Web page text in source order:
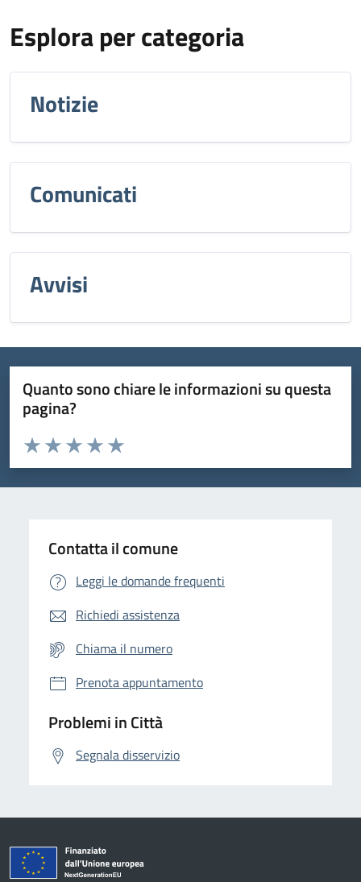
Esplora per categoria
Notizie
Comunicati
Avvisi
Quanto sono chiare le informazioni su questa
pagina?
Domanda
Valuta da 1 a 5 stelle la pagina
Valuta 5 stelle su 5
Valuta 4 stelle su 5
Valuta 3 stelle su 5
Valuta 2 stelle su 5
Valuta 1 stelle su 5
Contatta il comune
Leggi le domande frequenti
Richiedi assistenza
Chiama il numero
Prenota appuntamento
Problemi in Città
Segnala disservizio